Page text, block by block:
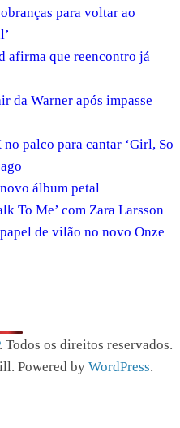
para voltar ao
afirma que reencontro já
da Warner após impasse
palco para cantar ‘Girl, So
álbum petal
To Me’ com Zara Larsson
de vilão no novo Onze
. Todos os direitos reservados.
Powered by WordPress.